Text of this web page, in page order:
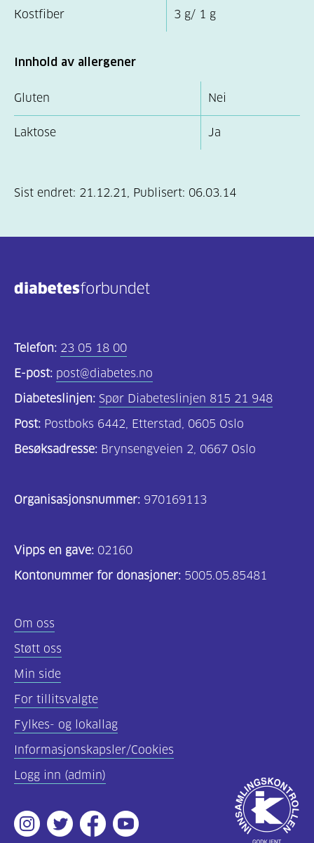
Kostfiber 3 g/ 1 g
Innhold av allergener
Gluten Nei
Laktose Ja
Sist endret: 21.12.21, Publisert: 06.03.14
Telefon: 23 05 18 00
E-post: post@diabetes.no
Diabeteslinjen: Spør Diabeteslinjen 815 21 948
Post: Postboks 6442, Etterstad, 0605 Oslo
Besøksadresse: Brynsengveien 2, 0667 Oslo
Organisasjonsnummer: 970169113
Vipps en gave: 02160
Kontonummer for donasjoner: 5005.05.85481
Om oss
Støtt oss
Min side
For tillitsvalgte
Fylkes- og lokallag
Informasjonskapsler/Cookies
Logg inn (admin)
Instagram
TwitterFacebookYoutube
Godkjent
av